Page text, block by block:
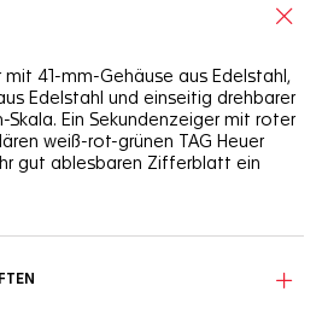
mit 41-mm-Gehäuse aus Edelstahl,
Edelstahl und einseitig drehbarer
Ein Sekundenzeiger mit roter
weiß-rot-grünen TAG Heuer
gut ablesbaren Zifferblatt ein